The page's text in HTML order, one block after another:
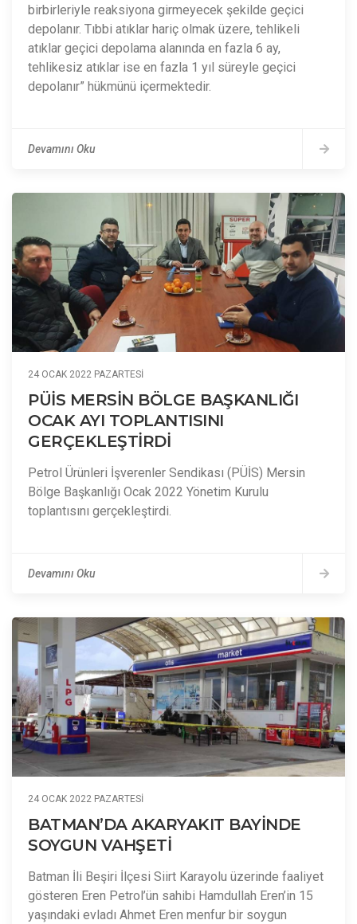
birbirleriyle reaksiyona girmeyecek şekilde geçici
depolanır. Tıbbi atıklar hariç olmak üzere, tehlikeli
atıklar geçici depolama alanında en fazla 6 ay,
tehlikesiz atıklar ise en fazla 1 yıl süreyle geçici
depolanır” hükmünü içermektedir.
Devamını Oku
24 OCAK 2022 PAZARTESI
PÜİS MERSİN BÖLGE BAŞKANLIĞI
OCAK AYI TOPLANTISINI
GERÇEKLEŞTİRDİ
Petrol Ürünleri İşverenler Sendikası (PÜİS) Mersin
Bölge Başkanlığı Ocak 2022 Yönetim Kurulu
toplantısını gerçekleştirdi.
Devamını Oku
24 OCAK 2022 PAZARTESI
BATMAN’DA AKARYAKIT BAYİNDE
SOYGUN VAHŞETİ
Batman İli Beşiri İlçesi Siirt Karayolu üzerinde faaliyet
gösteren Eren Petrol’ün sahibi Hamdullah Eren’in 15
yaşındaki evladı Ahmet Eren menfur bir soygun